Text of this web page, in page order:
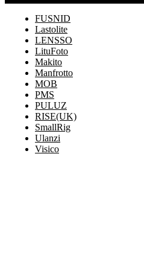
FUSNID
Lastolite
LENSSO
LituFoto
Makito
Manfrotto
MOB
PMS
PULUZ
RISE(UK)
SmallRig
Ulanzi
Visico